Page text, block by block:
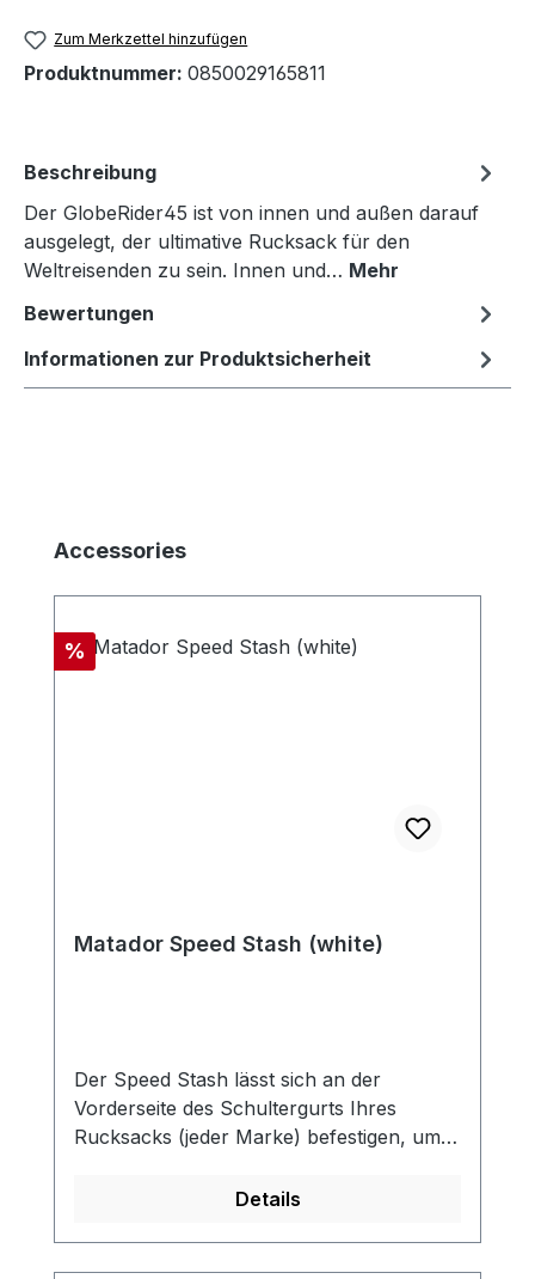
Zum Merkzettel hinzufügen
Produktnummer: 0850029165811
Beschreibung
Der GlobeRider45 ist von innen und außen darauf
ausgelegt, der ultimative Rucksack für den
Weltreisenden zu sein. Innen und… Mehr
Bewertungen
Informationen zur Produktsicherheit
Produktgalerie überspringen
Accessories
Rabatt
%
Matador Speed Stash (white)
Der Speed ​​Stash lässt sich an der
Vorderseite des Schultergurts Ihres
Rucksacks (jeder Marke) befestigen, um
Reisepass, Ihre Brieftasche, Snacks oder
Details